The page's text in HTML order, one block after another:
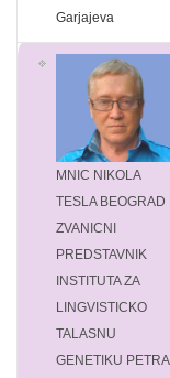
Garjajeva
MNIC NIKOLA
TESLA BEOGRAD
ZVANICNI
PREDSTAVNIK
INSTITUTA ZA
LINGVISTICKO
TALASNU
GENETIKU PETRA